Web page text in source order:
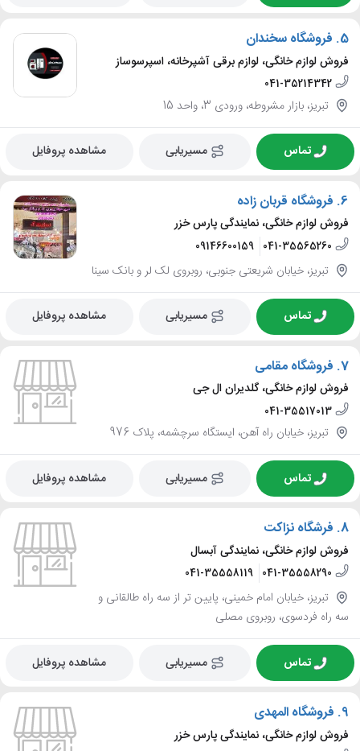
5. فروشگاه سخندان
فروش لوازم خانگی، لوازم برقی آشپرخانه، اسپرسوساز
041-35214342
تبریز، بازار مشروطه، ورودی 3، واحد 15
تماس مسیریابی مشاهده پروفایل
6. فروشگاه قربان زاده
فروش لوازم خانگی، نمایندگی پارس خزر
041-35565260
09146600159
تبریز، خیابان شریعتی جنوبی، روبروی لک لر و بانک سینا
تماس مسیریابی مشاهده پروفایل
7. فروشگاه مقامی
فروش لوازم خانگی، گلدیران ال جی
041-35517013
تبریز، خیابان راه آهن، ایستگاه سرچشمه، پلاک 976
تماس مسیریابی مشاهده پروفایل
8. فرشگاه نزاکت
فروش لوازم خانگی، نمایندگی آبسال
041-35558290
041-35558119
تبریز، خیابان امام خمینی، پایین تر از سه راه طالقانی و
سه راه فردسوی، روبروی مصلی
تماس مسیریابی مشاهده پروفایل
9. فروشگاه المهدی
فروش لوازم خانگی، نمایندگی پارس خزر